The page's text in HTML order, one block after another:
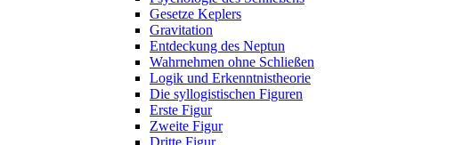
Gesetze Keplers
Gravitation
Entdeckung des Neptun
Wahrnehmen ohne Schließen
Logik und Erkenntnistheorie
Die syllogistischen Figuren
Erste Figur
Zweite Figur
Dritte Figur